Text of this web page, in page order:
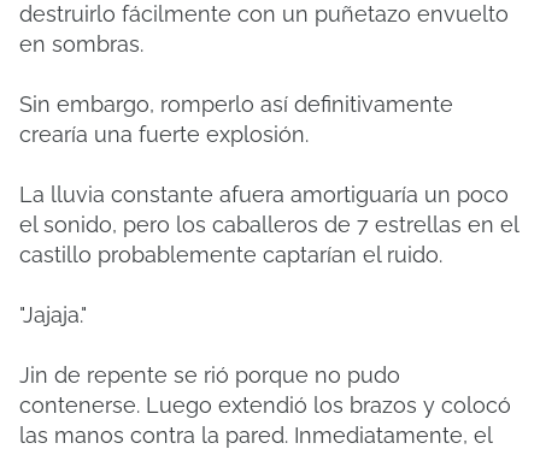
destruirlo fácilmente con un puñetazo envuelto
en sombras.
Sin embargo, romperlo así definitivamente
crearía una fuerte explosión.
La lluvia constante afuera amortiguaría un poco
el sonido, pero los caballeros de 7 estrellas en el
castillo probablemente captarían el ruido.
"Jajaja."
Jin de repente se rió porque no pudo
contenerse. Luego extendió los brazos y colocó
las manos contra la pared. Inmediatamente, el